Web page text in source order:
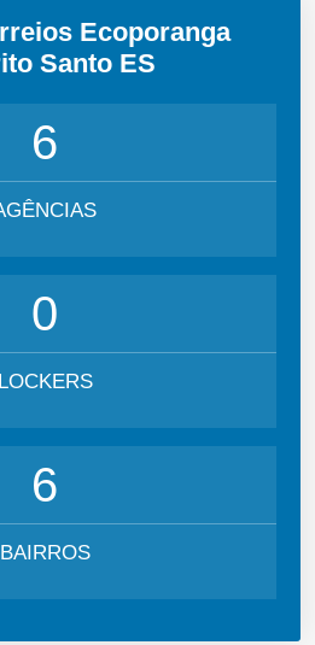
Ecoporanga
Santo ES
6
0
LOCKERS
6
BAIRROS